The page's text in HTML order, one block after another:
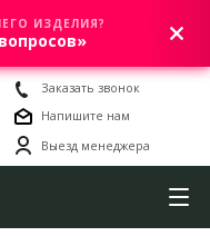
0
Заказать звонок
Напишите нам
Выезд менеджера
ИЗДЕЛИЯ?